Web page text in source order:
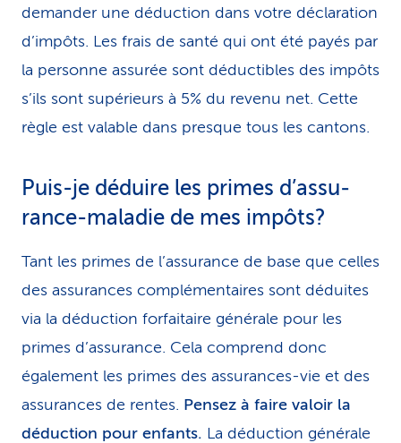
demander une déduction dans votre déclaration
d’impôts. Les frais de santé qui ont été payés par
la personne assurée sont déductibles des impôts
s’ils sont supérieurs à 5% du revenu net. Cette
règle est valable dans presque tous les cantons.
Puis-je déduire les primes d’as­su­
ran­ce-maladie de mes im­pôts?
Tant les primes de l’assurance de base que celles
des assurances complémentaires sont déduites
via la déduction forfaitaire générale pour les
primes d’assurance. Cela comprend donc
également les primes des assurances-vie et des
assurances de rentes. Pensez à faire valoir la
déduction pour enfants. La déduction générale